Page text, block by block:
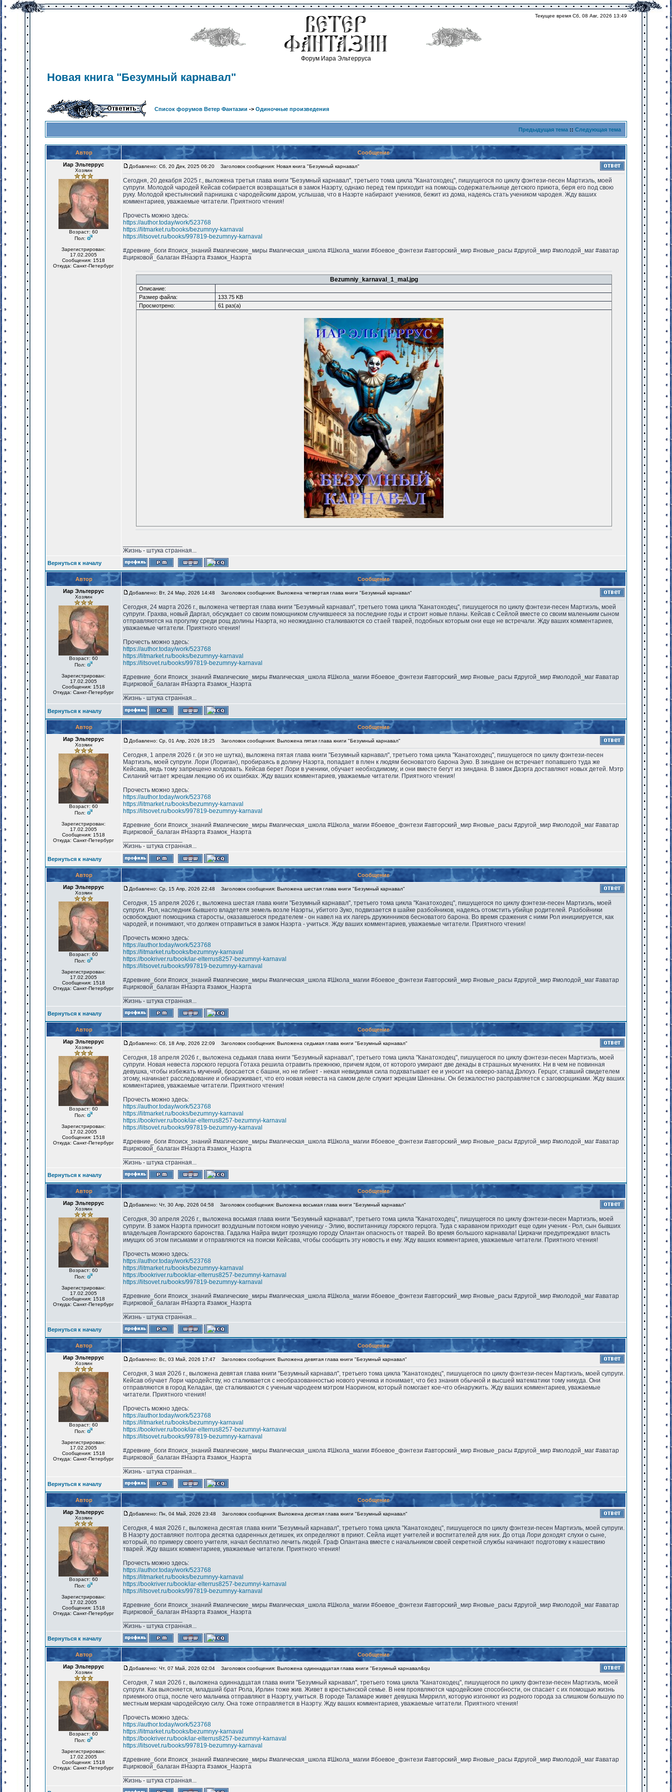
Форум Иара Эльтерруса
Текущее время Сб, 08 Авг, 2026 13:49
Новая книга "Безумный карнавал"
Список форумов Ветер Фантазии -> Одиночные произведения
Предыдущая тема :: Следующая тема
Автор
Сообщение
Иар Эльтеррус
Хозяин
Возраст: 60
Пол:
Зарегистрирован:
17.02.2005
Сообщения: 1518
Откуда: Санкт-Петербург
Добавлено: Сб, 20 Дек, 2025 06:20 Заголовок сообщения: Новая книга "Безумный карнавал"
Сегодня, 20 декабря 2025 г., выложена третья глава книги "Безумный карнавал", третьего тома цикла "Канатоходец", пишущегося по циклу фэнтези-песен Мартиэль, моей
супруги. Молодой чародей Кейсав собирается возвращаться в замок Наэрту, однако перед тем приходит на помощь содержательнице детского приюта, беря его под свою
руку. Молодой крестьянский парнишка с чародейским даром, услышав, что в Наэрте набирают учеников, бежит из дома, надеясь стать учеником чародея. Жду ваших
комментариев, уважаемые читатели. Приятного чтения!
Прочесть можно здесь:
https://author.today/work/523768
https://litmarket.ru/books/bezumnyy-karnaval
https://litsovet.ru/books/997819-bezumnyy-karnaval
#древние_боги #поиск_знаний #магические_миры #магическая_школа #Школа_магии #боевое_фэнтези #авторский_мир #новые_расы #другой_мир #молодой_маг #аватар
#цирковой_балаган #Наэрта #замок_Наэрта
Bezumniy_karnaval_1_mal.jpg
Описание:
Размер файла:
133.75 KB
Просмотрено:
61 раз(а)
Жизнь - штука странная...
Вернуться к началу
Автор
Сообщение
Иар Эльтеррус
Хозяин
Возраст: 60
Пол:
Зарегистрирован:
17.02.2005
Сообщения: 1518
Откуда: Санкт-Петербург
Добавлено: Вт, 24 Мар, 2026 14:48 Заголовок сообщения: Выложена четвертая глава книги "Безумный карнавал"
Сегодня, 24 марта 2026 г., выложена четвертая глава книги "Безумный карнавал", третьего тома цикла "Канатоходец", пишущегося по циклу фэнтези-песен Мартиэль, моей
супруги. Грахва, новый Даргал, обсуждает со своим помощником случившееся за последние годы и строит новые планы. Кейсав с Сейлой вместе со своим маленьким сыном
отправляются на прогулку среди рощ долины Наэрта, но неожиданно сталкиваются со стаей тварей, подобных которым они еще не встречали. Жду ваших комментариев,
уважаемые читатели. Приятного чтения!
Прочесть можно здесь:
https://author.today/work/523768
https://litmarket.ru/books/bezumnyy-karnaval
https://litsovet.ru/books/997819-bezumnyy-karnaval
#древние_боги #поиск_знаний #магические_миры #магическая_школа #Школа_магии #боевое_фэнтези #авторский_мир #новые_расы #другой_мир #молодой_маг #аватар
#цирковой_балаган #Наэрта #замок_Наэрта
Жизнь - штука странная...
Вернуться к началу
Автор
Сообщение
Иар Эльтеррус
Хозяин
Возраст: 60
Пол:
Зарегистрирован:
17.02.2005
Сообщения: 1518
Откуда: Санкт-Петербург
Добавлено: Ср, 01 Апр, 2026 18:25 Заголовок сообщения: Выложена пятая глава книги "Безумный карнавал"
Сегодня, 1 апреля 2026 г. (и это не шутка), выложена пятая глава книги "Безумный карнавал", третьего тома цикла "Канатоходец", пишущегося по циклу фэнтези-песен
Мартиэль, моей супруги. Лори (Лориган), пробираясь в долину Наэрта, попадает в плен к людям бесноватого барона Зуко. В зиндане он встречает попавшего туда же
Кейсава, ведь тому запрещено колдовать. Кейсав берет Лори в ученики, обучает необходимому, и они вместе бегут из зиндана. В замок Даэрга доставляют новых детей. Мэтр
Силаний читает жрецам лекцию об их ошибках. Жду ваших комментариев, уважаемые читатели. Приятного чтения!
Прочесть можно здесь:
https://author.today/work/523768
https://litmarket.ru/books/bezumnyy-karnaval
https://litsovet.ru/books/997819-bezumnyy-karnaval
#древние_боги #поиск_знаний #магические_миры #магическая_школа #Школа_магии #боевое_фэнтези #авторский_мир #новые_расы #другой_мир #молодой_маг #аватар
#цирковой_балаган #Наэрта #замок_Наэрта
Жизнь - штука странная...
Вернуться к началу
Автор
Сообщение
Иар Эльтеррус
Хозяин
Возраст: 60
Пол:
Зарегистрирован:
17.02.2005
Сообщения: 1518
Откуда: Санкт-Петербург
Добавлено: Ср, 15 Апр, 2026 22:48 Заголовок сообщения: Выложена шестая глава книги "Безумный карнавал"
Сегодня, 15 апреля 2026 г., выложена шестая глава книги "Безумный карнавал", третьего тома цикла "Канатоходец", пишущегося по циклу фэнтези-песен Мартиэль, моей
супруги. Рол, наследник бывшего владетеля земель возле Наэрты, убитого Зуко, подвизается в шайке разбойников, надеясь отомстить убийце родителей. Разбойники
освобождают помощника старосты, оказавшегося предателем - он навел на их лагерь дружинников бесноватого барона. Во время сражения с ними Рол инициируется, как
чародей, и понимают, что должен отправиться в замок Наэрта - учиться. Жду ваших комментариев, уважаемые читатели. Приятного чтения!
Прочесть можно здесь:
https://author.today/work/523768
https://litmarket.ru/books/bezumnyy-karnaval
https://bookriver.ru/book/iar-elterrus8257-bezumnyi-karnaval
https://litsovet.ru/books/997819-bezumnyy-karnaval
#древние_боги #поиск_знаний #магические_миры #магическая_школа #Школа_магии #боевое_фэнтези #авторский_мир #новые_расы #другой_мир #молодой_маг #аватар
#цирковой_балаган #Наэрта #замок_Наэрта
Жизнь - штука странная...
Вернуться к началу
Автор
Сообщение
Иар Эльтеррус
Хозяин
Возраст: 60
Пол:
Зарегистрирован:
17.02.2005
Сообщения: 1518
Откуда: Санкт-Петербург
Добавлено: Сб, 18 Апр, 2026 22:09 Заголовок сообщения: Выложена седьмая глава книги "Безумный карнавал"
Сегодня, 18 апреля 2026 г., выложена седьмая глава книги "Безумный карнавал", третьего тома цикла "Канатоходец", пишущегося по циклу фэнтези-песен Мартиэль, моей
супруги. Новая невеста лэрского герцога Готаха решила отравить прежнюю, причем ядом, от которого умирают две декады в страшных мучениях. Ни в чем не повинная
девушка, чтобы избежать мучений, бросается с башни, но не гибнет - некая невидимая сила подхватывает ее и уносит на северо-запад Дэлоуэ. Герцог, ставший свидетелем
этому, начинает расследование и обнаруживает, что его новая невеста на самом деле служит жрецам Шиннаны. Он безжалостно расправляется с заговорщиками. Жду ваших
комментариев, уважаемые читатели. Приятного чтения!
Прочесть можно здесь:
https://author.today/work/523768
https://litmarket.ru/books/bezumnyy-karnaval
https://bookriver.ru/book/iar-elterrus8257-bezumnyi-karnaval
https://litsovet.ru/books/997819-bezumnyy-karnaval
#древние_боги #поиск_знаний #магические_миры #магическая_школа #Школа_магии #боевое_фэнтези #авторский_мир #новые_расы #другой_мир #молодой_маг #аватар
#цирковой_балаган #Наэрта #замок_Наэрта
Жизнь - штука странная...
Вернуться к началу
Автор
Сообщение
Иар Эльтеррус
Хозяин
Возраст: 60
Пол:
Зарегистрирован:
17.02.2005
Сообщения: 1518
Откуда: Санкт-Петербург
Добавлено: Чт, 30 Апр, 2026 04:58 Заголовок сообщения: Выложена восьмая глава книги "Безумный карнавал"
Сегодня, 30 апреля 2026 г., выложена восьмая глава книги "Безумный карнавал", третьего тома цикла "Канатоходец", пишущегося по циклу фэнтези-песен Мартиэль, моей
супруги. В замок Наэрта приносит воздушным потоком новую ученицу - Элию, воспитанницу лэрского герцога. Туда с караваном приходит еще один ученик - Рол, сын бывших
владельцев Лонгарского баронства. Гадалка Найра видит грозящую городу Олантан опасность от тварей. Во время большого карнавала! Циркачи предупреждают власть
имущих об этом письмами и отправляются на поиски Кейсава, чтобы сообщить эту новость и ему. Жду ваших комментариев, уважаемые читатели. Приятного чтения!
Прочесть можно здесь:
https://author.today/work/523768
https://litmarket.ru/books/bezumnyy-karnaval
https://bookriver.ru/book/iar-elterrus8257-bezumnyi-karnaval
https://litsovet.ru/books/997819-bezumnyy-karnaval
#древние_боги #поиск_знаний #магические_миры #магическая_школа #Школа_магии #боевое_фэнтези #авторский_мир #новые_расы #другой_мир #молодой_маг #аватар
#цирковой_балаган #Наэрта #замок_Наэрта
Жизнь - штука странная...
Вернуться к началу
Автор
Сообщение
Иар Эльтеррус
Хозяин
Возраст: 60
Пол:
Зарегистрирован:
17.02.2005
Сообщения: 1518
Откуда: Санкт-Петербург
Добавлено: Вс, 03 Май, 2026 17:47 Заголовок сообщения: Выложена девятая глава книги "Безумный карнавал"
Сегодня, 3 мая 2026 г., выложена девятая глава книги "Безумный карнавал", третьего тома цикла "Канатоходец", пишущегося по циклу фэнтези-песен Мартиэль, моей супруги.
Кейсав обучает Лори чародейству, но сталкивается с необразованностью нового ученика и понимает, что без знания обычной и высшей математики тому никуда. Они
отправляются в город Келадан, где сталкиваются с ученым чародеем мэтром Наорином, который помогает кое-что обнаружить. Жду ваших комментариев, уважаемые
читатели. Приятного чтения!
Прочесть можно здесь:
https://author.today/work/523768
https://litmarket.ru/books/bezumnyy-karnaval
https://bookriver.ru/book/iar-elterrus8257-bezumnyi-karnaval
https://litsovet.ru/books/997819-bezumnyy-karnaval
#древние_боги #поиск_знаний #магические_миры #магическая_школа #Школа_магии #боевое_фэнтези #авторский_мир #новые_расы #другой_мир #молодой_маг #аватар
#цирковой_балаган #Наэрта #замок_Наэрта
Жизнь - штука странная...
Вернуться к началу
Автор
Сообщение
Иар Эльтеррус
Хозяин
Возраст: 60
Пол:
Зарегистрирован:
17.02.2005
Сообщения: 1518
Откуда: Санкт-Петербург
Добавлено: Пн, 04 Май, 2026 23:48 Заголовок сообщения: Выложена десятая глава книги "Безумный карнавал"
Сегодня, 4 мая 2026 г., выложена десятая глава книги "Безумный карнавал", третьего тома цикла "Канатоходец", пишущегося по циклу фэнтези-песен Мартиэль, моей супруги.
В Наэрту доставляют полтора десятка одаренных детишек, их определяют в приют. Сейла ищет учителей и воспитателей для них. До отца Лори доходят слухи о сыне,
который, по примеру своего учителя, начал бесплатно лечить людей. Граф Олантана вместе с начальником своей секретной службы начинают подготовку к нашествию
тварей. Жду ваших комментариев, уважаемые читатели. Приятного чтения!
Прочесть можно здесь:
https://author.today/work/523768
https://litmarket.ru/books/bezumnyy-karnaval
https://bookriver.ru/book/iar-elterrus8257-bezumnyi-karnaval
https://litsovet.ru/books/997819-bezumnyy-karnaval
#древние_боги #поиск_знаний #магические_миры #магическая_школа #Школа_магии #боевое_фэнтези #авторский_мир #новые_расы #другой_мир #молодой_маг #аватар
#цирковой_балаган #Наэрта #замок_Наэрта
Жизнь - штука странная...
Вернуться к началу
Автор
Сообщение
Иар Эльтеррус
Хозяин
Возраст: 60
Пол:
Зарегистрирован:
17.02.2005
Сообщения: 1518
Откуда: Санкт-Петербург
Добавлено: Чт, 07 Май, 2026 02:04 Заголовок сообщения: Выложена одиннадцатая глава книги "Безумный карнавал&qu
Сегодня, 7 мая 2026 г., выложена одиннадцатая глава книги "Безумный карнавал", третьего тома цикла "Канатоходец", пишущегося по циклу фэнтези-песен Мартиэль, моей
супруги. Как выясняется, младший брат Рола, Ирлин тоже жив. Живет в крестьянской семье. В нем проявляются чародейские способности, он спасает с их помощью жизнь
приемного отца, после чего мальчика отправляют в Наэрту, учиться. В городе Таламаре живет девушка Миррилл, которую изгоняют из родного города за слишком большую по
местным меркам чародейскую силу. Она тоже отправляется в Наэрту. Жду ваших комментариев, уважаемые читатели. Приятного чтения!
Прочесть можно здесь:
https://author.today/work/523768
https://litmarket.ru/books/bezumnyy-karnaval
https://bookriver.ru/book/iar-elterrus8257-bezumnyi-karnaval
https://litsovet.ru/books/997819-bezumnyy-karnaval
#древние_боги #поиск_знаний #магические_миры #магическая_школа #Школа_магии #боевое_фэнтези #авторский_мир #новые_расы #другой_мир #молодой_маг #аватар
#цирковой_балаган #Наэрта #замок_Наэрта
Жизнь - штука странная...